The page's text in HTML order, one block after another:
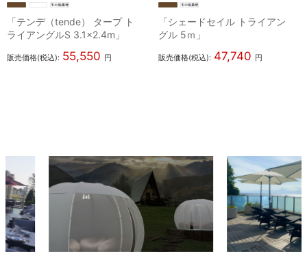
「テンデ（tende） タープ ト
ライアングルS 3.1×2.4m」
販売価格(税込): 55,550 円
「シェードセイル トライアン
グル 5ｍ」
販売価格(税込): 47,740 円